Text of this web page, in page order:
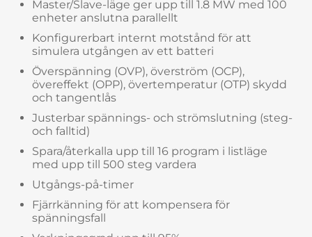
Master/Slave-läge ger upp till 1.8 MW med 100
enheter anslutna parallellt
Konfigurerbart internt motstånd för att
simulera utgången av ett batteri
Överspänning (OVP), överström (OCP),
övereffekt (OPP), övertemperatur (OTP) skydd
och tangentlås
Justerbar spännings- och strömslutning (steg-
och falltid)
Spara/återkalla upp till 16 program i listläge
med upp till 500 steg vardera
Utgångs-på-timer
Fjärrkänning för att kompensera för
spänningsfall